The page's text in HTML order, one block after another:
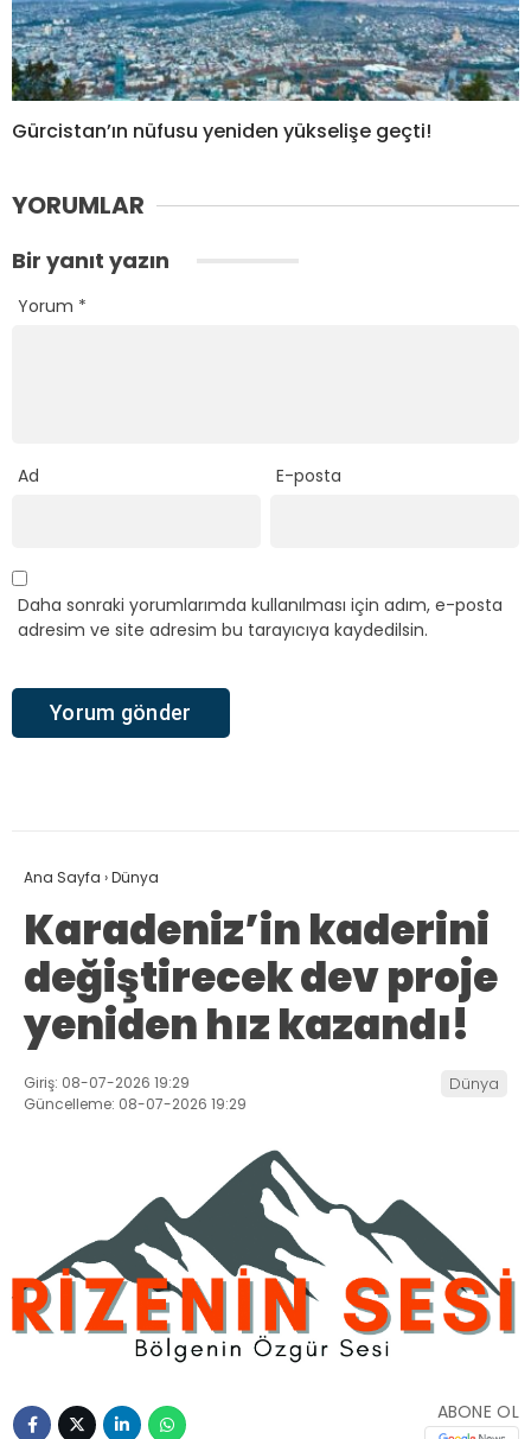
Gürcistan’ın nüfusu yeniden yükselişe geçti!
YORUMLAR
Bir yanıt yazın
Yorum *
Ad E-posta
Daha sonraki yorumlarımda kullanılması için adım, e-posta
adresim ve site adresim bu tarayıcıya kaydedilsin.
Ana Sayfa ›Dünya
Karadeniz’in kaderini
değiştirecek dev proje
yeniden hız kazandı!
Giriş: 08-07-2026 19:29
Güncelleme: 08-07-2026 19:29
Dünya
ABONE OL